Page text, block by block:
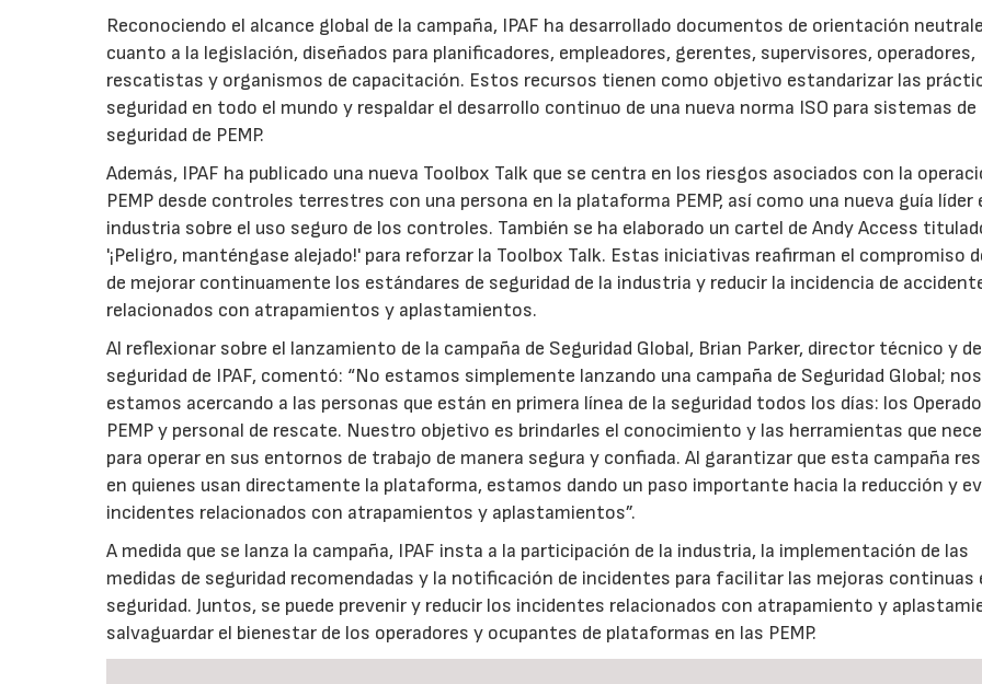
Reconociendo el alcance global de la campaña, IPAF ha desarrollado documentos de orientación
cuanto a la legislación, diseñados para planificadores, empleadores, gerentes, supervisores, operadores,
rescatistas y organismos de capacitación. Estos recursos tienen como objetivo estandarizar las
seguridad en todo el mundo y respaldar el desarrollo continuo de una nueva norma ISO para sistemas de
seguridad de PEMP.
Además, IPAF ha publicado una nueva Toolbox Talk que se centra en los riesgos asociados con la
PEMP desde controles terrestres con una persona en la plataforma PEMP, así como una nueva guía líder
industria sobre el uso seguro de los controles. También se ha elaborado un cartel de Andy Access
'¡Peligro, manténgase alejado!' para reforzar la Toolbox Talk. Estas iniciativas reafirman el compromiso
de mejorar continuamente los estándares de seguridad de la industria y reducir la incidencia de
relacionados con atrapamientos y aplastamientos.
Al reflexionar sobre el lanzamiento de la campaña de Seguridad Global, Brian Parker, director técnico y de
seguridad de IPAF, comentó: “No estamos simplemente lanzando una campaña de Seguridad Global; nos
estamos acercando a las personas que están en primera línea de la seguridad todos los días: los
PEMP y personal de rescate. Nuestro objetivo es brindarles el conocimiento y las herramientas que
para operar en sus entornos de trabajo de manera segura y confiada. Al garantizar que esta campaña
en quienes usan directamente la plataforma, estamos dando un paso importante hacia la reducción y
incidentes relacionados con atrapamientos y aplastamientos”.
A medida que se lanza la campaña, IPAF insta a la participación de la industria, la implementación de las
medidas de seguridad recomendadas y la notificación de incidentes para facilitar las mejoras continuas
seguridad. Juntos, se puede prevenir y reducir los incidentes relacionados con atrapamiento y
salvaguardar el bienestar de los operadores y ocupantes de plataformas en las PEMP.